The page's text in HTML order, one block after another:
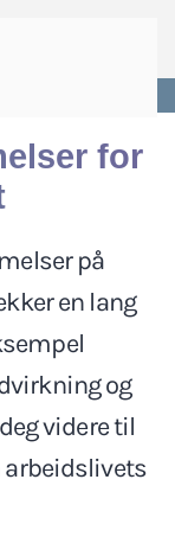
for
på
en lang
og
videre til
arbeidslivets